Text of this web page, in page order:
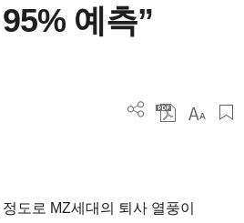
예측”
도로 MZ세대의 퇴사 열풍이